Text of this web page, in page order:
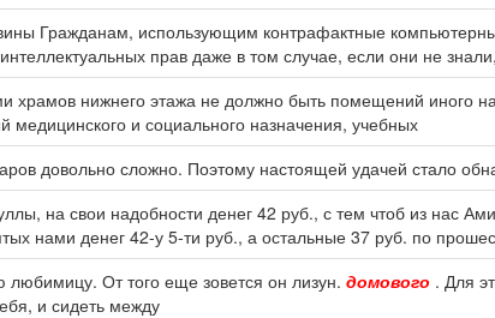
вины Гражданам, использующим контрафактные
прав даже в том случае, если они не знали,
храмов нижнего этажа не должно быть помещений иного
и социального назначения, учебных
довольно сложно. Поэтому настоящей удачей стало
на свои надобности денег 42 руб., с тем чтоб из нас
нами денег 42-у 5-ти руб., а остальные 37 руб. по
любимицу. От того еще зовется он лизун. домового . Для
и сидеть между